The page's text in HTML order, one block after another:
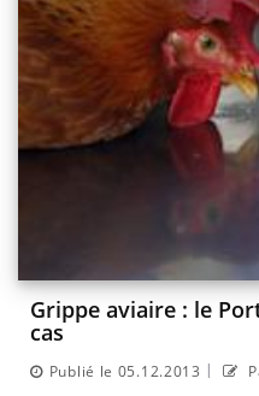
Grippe aviaire : le
cas
Publié le 05.12.2013 |